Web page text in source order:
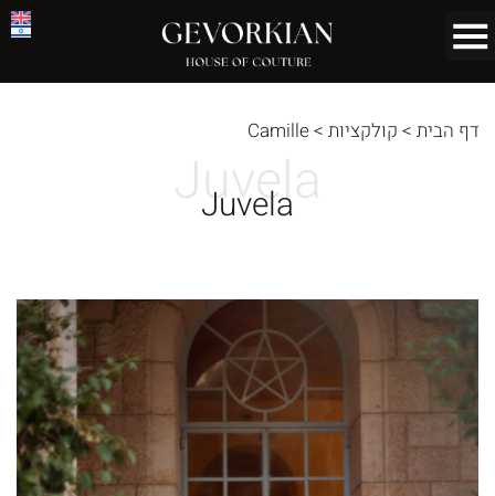
דף הבית > קולקציות >
Camille
Juvela
Juvela